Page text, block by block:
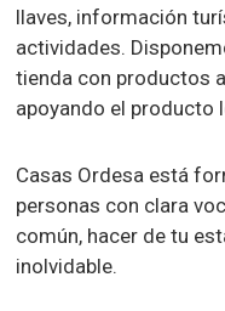
llaves, información
actividades.
tienda con productos
apoyando el producto
Casas Ordesa está
personas con clara
común, hacer de tu
inolvidable.